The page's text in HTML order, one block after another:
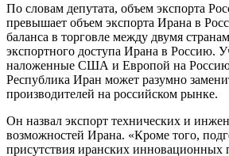
По словам депутата, объем экспорта
превышает объем экспорта Ирана в
баланса в торговле между двумя
экспортного доступа Ирана в Россию.
наложенные США и Европой на
Республика Иран может разумно
производителей на российском рынке.
Он назвал экспорт технических и
возможностей Ирана. «Кроме того,
присутствия иранских инновационных